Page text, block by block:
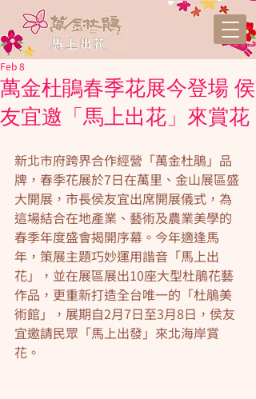
萬金杜鵑春季花展今登場 侯
友宜邀「馬上出花」來賞花
Feb 8
新北市府跨界合作經營「萬金杜鵑」品
牌，春季花展於7日在萬里、金山展區盛
大開展，市長侯友宜出席開展儀式，為
這場結合在地產業、藝術及農業美學的
春季年度盛會揭開序幕。今年適逢馬
年，策展主題巧妙運用諧音「馬上出
花」，並在展區展出10座大型杜鵑花藝
作品，更重新打造全台唯一的「杜鵑美
術館」，展期自2月7日至3月8日，侯友
宜邀請民眾「馬上出發」來北海岸賞
花。